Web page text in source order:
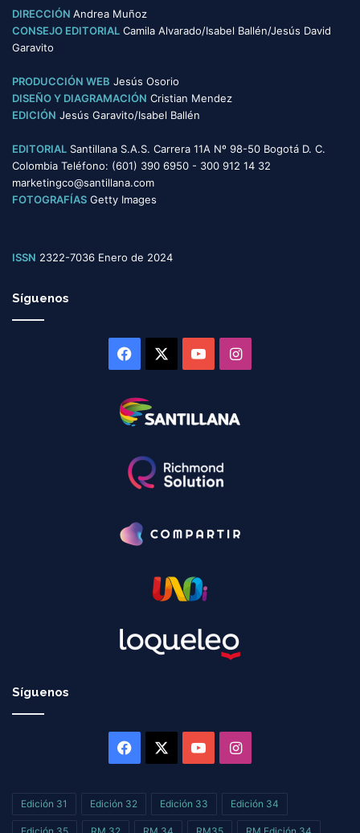
o
r
í
s
DIRECCIÓN Andrea Muñoz
CONSEJO EDITORIAL Camila Alvarado/Isabel Ballén/Jesús David
Garavito
PRODUCCIÓN WEB Jesús Osorio
DISEÑO Y DIAGRAMACIÓN Cristian Mendez
EDICIÓN Jesús Garavito/Isabel Ballén
EDITORIAL Santillana S.A.S. Carrera 11A Nº 98-50 Bogotá D. C.
Colombia Teléfono: (601) 390 6950 - 300 912 14 32
marketingco@santillana.com
FOTOGRAFÍAS Getty Images
ISSN 2322-7036 Enero de 2024
Síguenos
Facebook YouTubeInstagram
Síguenos
Facebook YouTubeInstagram
Edición 31 Edición 32 Edición 33 Edición 34